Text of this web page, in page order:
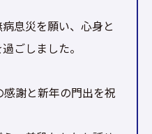
息災を願い、心身と
ごしました。
謝と新年の門出を祝